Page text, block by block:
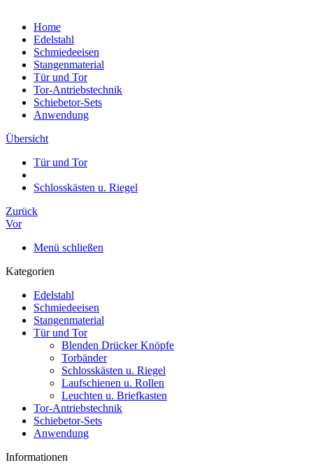
Home
Edelstahl
Schmiedeeisen
Stangenmaterial
Tür und Tor
Tor-Antriebstechnik
Schiebetor-Sets
Anwendung
Übersicht
Tür und Tor
Schlosskästen u. Riegel
Zurück
Vor
Menü schließen
Kategorien
Edelstahl
Schmiedeeisen
Stangenmaterial
Tür und Tor
Blenden Drücker Knöpfe
Torbänder
Schlosskästen u. Riegel
Laufschienen u. Rollen
Leuchten u. Briefkasten
Tor-Antriebstechnik
Schiebetor-Sets
Anwendung
Informationen